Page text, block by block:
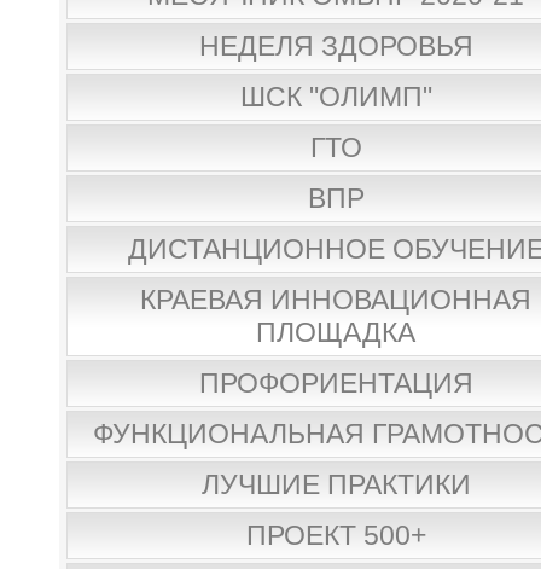
НЕДЕЛЯ ЗДОРОВЬЯ
ШСК "ОЛИМП"
ГТО
ВПР
ДИСТАНЦИОННОЕ
КРАЕВАЯ ИННОВАЦИОННАЯ
ПЛОЩАДКА
ПРОФОРИЕНТАЦИЯ
ФУНКЦИОНАЛЬНАЯ
ЛУЧШИЕ ПРАКТИКИ
ПРОЕКТ 500+